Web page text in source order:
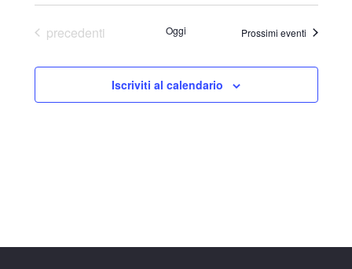
Eventi
precedenti Oggi Prossimi eventi
Iscriviti al calendario